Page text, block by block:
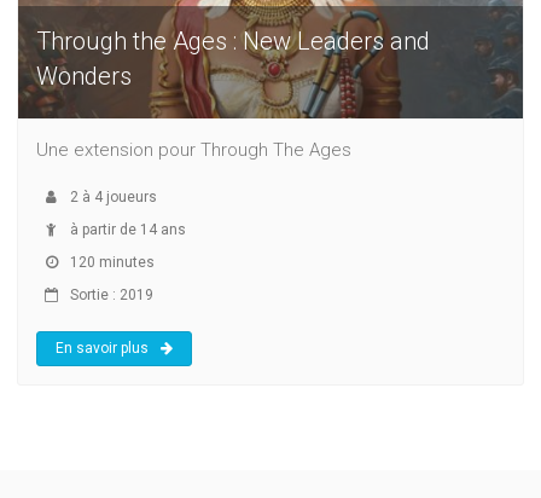
Through the Ages : New Leaders and
Wonders
Une extension pour Through The Ages
2 à 4 joueurs
à partir de 14 ans
120 minutes
Sortie : 2019
En savoir plus